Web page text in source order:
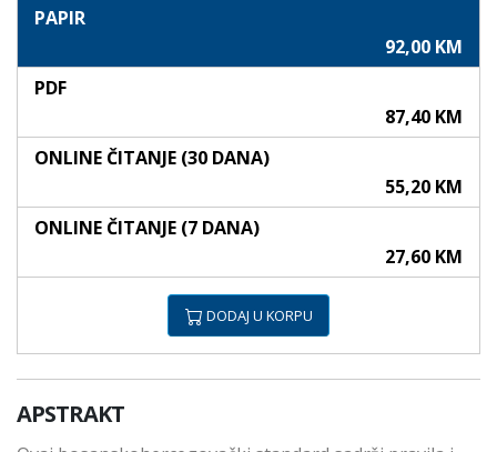
PAPIR
92,00 KM
PDF
87,40 KM
ONLINE ČITANJE (30 DANA)
55,20 KM
ONLINE ČITANJE (7 DANA)
27,60 KM
DODAJ U KORPU
APSTRAKT